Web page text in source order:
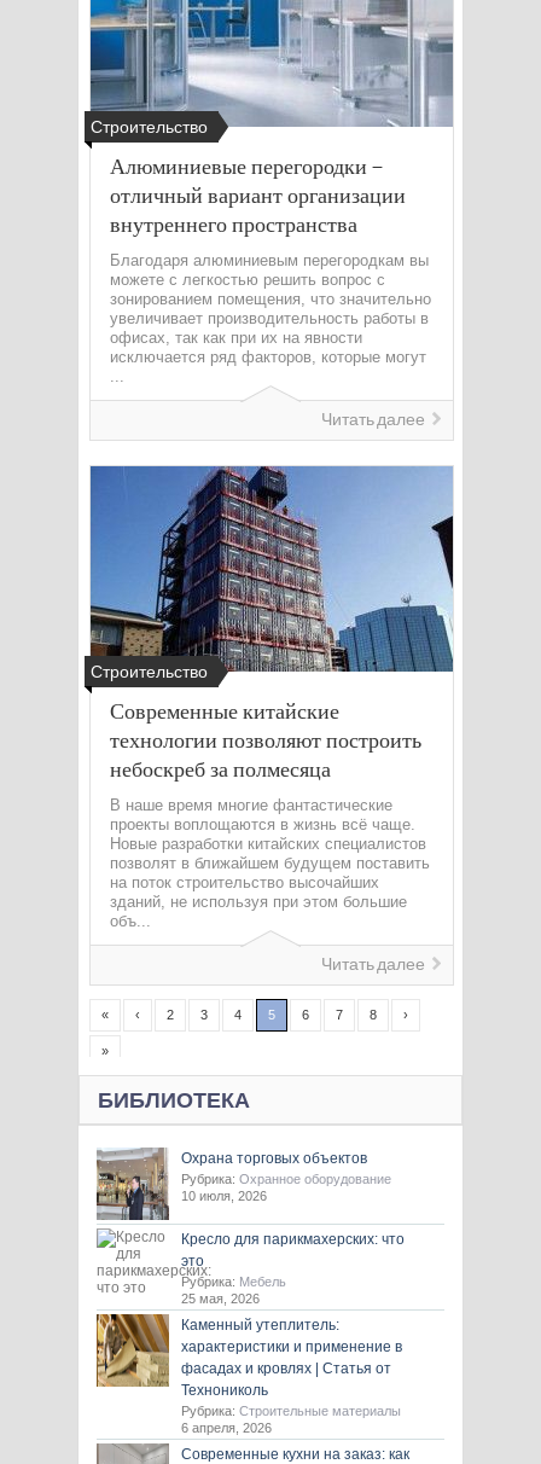
Строительство
Алюминиевые перегородки –
отличный вариант организации
внутреннего пространства
Благодаря алюминиевым перегородкам вы
можете с легкостью решить вопрос с
зонированием помещения, что значительно
увеличивает производительность работы в
офисах, так как при их на явности
исключается ряд факторов, которые могут
...
Читать далее
Строительство
Современные китайские
технологии позволяют построить
небоскреб за полмесяца
В наше время многие фантастические
проекты воплощаются в жизнь всё чаще.
Новые разработки китайских специалистов
позволят в ближайшем будущем поставить
на поток строительство высочайших
зданий, не используя при этом большие
объ...
Читать далее
« ‹ 2 3 4 5 6 7 8 ›
»
БИБЛИОТЕКА
Охрана торговых объектов
Рубрика: Охранное оборудование
10 июля, 2026
Кресло для парикмахерских: что
это
Рубрика: Мебель
25 мая, 2026
Каменный утеплитель:
характеристики и применение в
фасадах и кровлях | Статья от
Технониколь
Рубрика: Строительные материалы
6 апреля, 2026
Современные кухни на заказ: как